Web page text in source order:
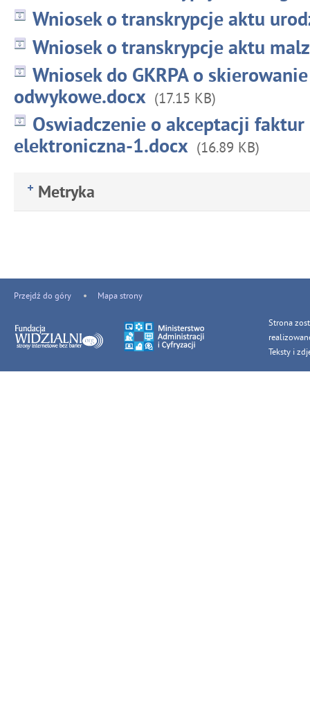
Wniosek o transkrypcje aktu
Wniosek o transkrypcje aktu
Wniosek do GKRPA o
odwykowe.docx (17.15 KB)
Oswiadczenie o akceptacji
elektroniczna-1.docx (16.89 KB)
Metryka
Przejdź do góry Mapa strony
Strona
Teksty i